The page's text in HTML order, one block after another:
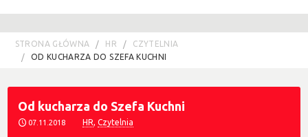
STRONA GŁÓWNA HR
CZYTELNIA
OD KUCHARZA DO SZEFA KUCHNI
Od kucharza do Szefa Kuchni
07.11.2018 HR,Czytelnia